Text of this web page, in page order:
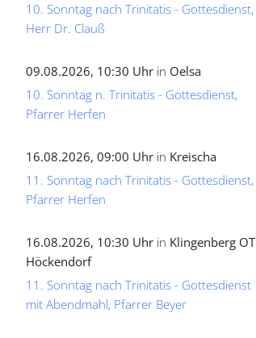
10. Sonntag nach Trinitatis - Gottesdienst,
Herr Dr. Clauß
09.08.2026, 10:30 Uhr in Oelsa
10. Sonntag n. Trinitatis - Gottesdienst,
Pfarrer Herfen
16.08.2026, 09:00 Uhr in Kreischa
11. Sonntag nach Trinitatis - Gottesdienst,
Pfarrer Herfen
16.08.2026, 10:30 Uhr in Klingenberg OT
Höckendorf
11. Sonntag nach Trinitatis - Gottesdienst
mit Abendmahl, Pfarrer Beyer